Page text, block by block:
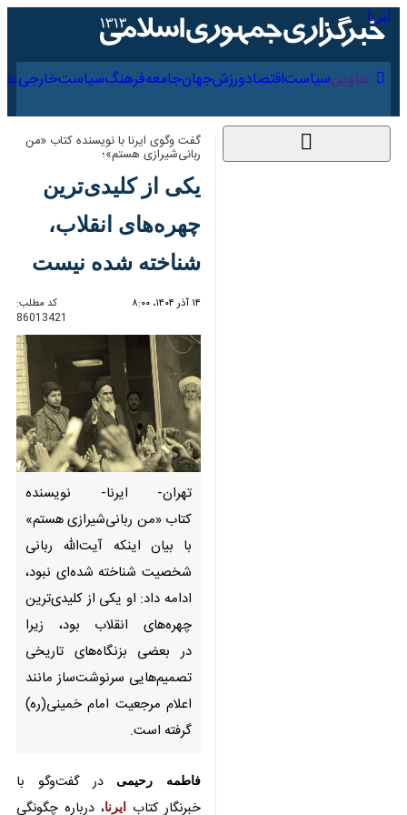
عناوین‌ سیاست اقتصاد ورزش جهان جامعه فرهنگ
گفت وگوی ایرنا با نویسنده کتاب «من
ربانی‌شیرازی هستم»؛
یکی از کلیدی‌ترین
چهره‌های انقلاب،
شناخته شده نیست
۱۴ آذر ۱۴۰۴، ۸:۰۰
کد مطلب:
86013421
تهران- ایرنا- نویسنده کتاب «من
ربانی‌شیرازی هستم» با بیان اینکه
آیت‌الله ربانی شخصیت شناخته
شده‌ای نبود، ادامه داد: او یکی از
کلیدی‌ترین چهره‌های انقلاب بود،
زیرا در بعضی بزنگاه‌های تاریخی
تصمیم‌هایی سرنوشت‌ساز مانند
اعلام مرجعیت امام خمینی(ره)
گرفته است.
کتابایرنا ، درباره چگونگی تالیف و
جمع‌آوری اطلاعات کتاب «من